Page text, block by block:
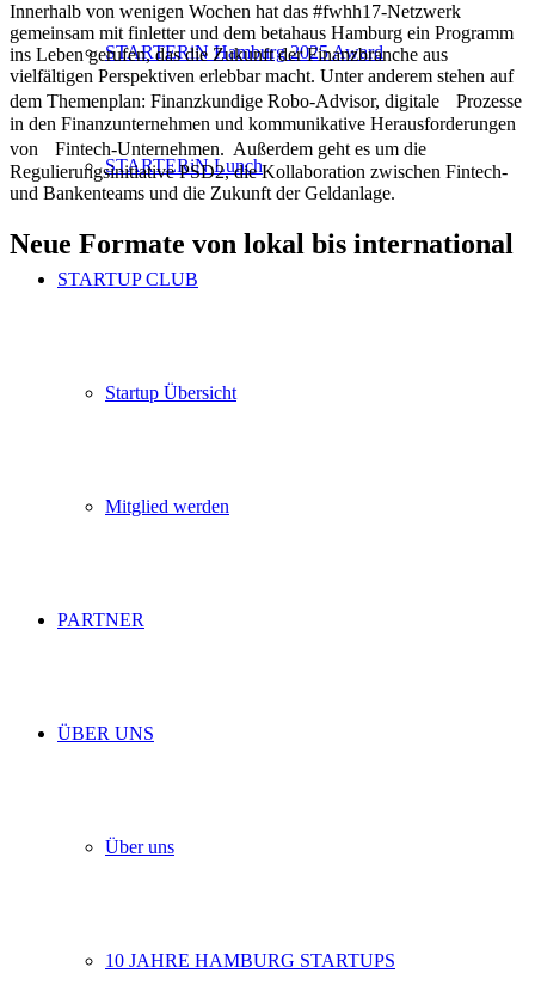
STARTERiN Hamburg 2025 Award
STARTERiN Lunch
STARTUP CLUB
Startup Übersicht
Mitglied werden
PARTNER
ÜBER UNS
Über uns
10 JAHRE HAMBURG STARTUPS
Innerhalb von wenigen Wochen hat das #fwhh17-Netzwerk
gemeinsam mit finletter und dem betahaus Hamburg ein Programm
ins Leben gerufen, das die Zukunft der Finanzbranche aus
vielfältigen Perspektiven erlebbar macht. Unter anderem stehen auf
dem Themenplan: Finanzkundige Robo-Advisor, digitale Prozesse
in den Finanzunternehmen und kommunikative Herausforderungen
von Fintech-Unternehmen. Außerdem geht es um die
Regulierungsinitiative PSD2, die Kollaboration zwischen Fintech-
und Bankenteams und die Zukunft der Geldanlage.
Neue Formate von lokal bis international